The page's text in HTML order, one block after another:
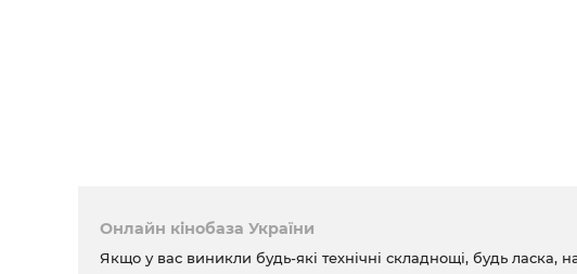
Онлайн кінобаза України
Якщо у вас виникли будь-які технічні складнощі, будь ласка,